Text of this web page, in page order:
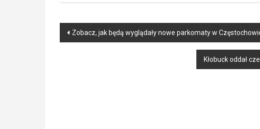
Post
Zobacz, jak będą wyglądały nowe parkomaty w
Kłobuck oddał